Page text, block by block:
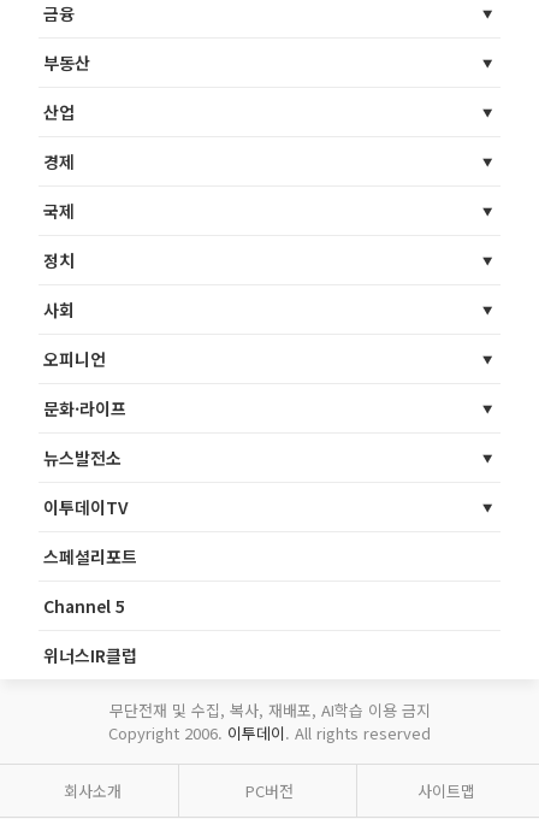
금융
부동산
산업
경제
국제
정치
사회
오피니언
문화·라이프
뉴스발전소
이투데이TV
스페셜리포트
Channel 5
위너스IR클럽
무단전재 및 수집, 복사, 재배포, AI학습 이용 금지
Copyright 2006. 이투데이. All rights reserved
회사소개 PC버전 사이트맵